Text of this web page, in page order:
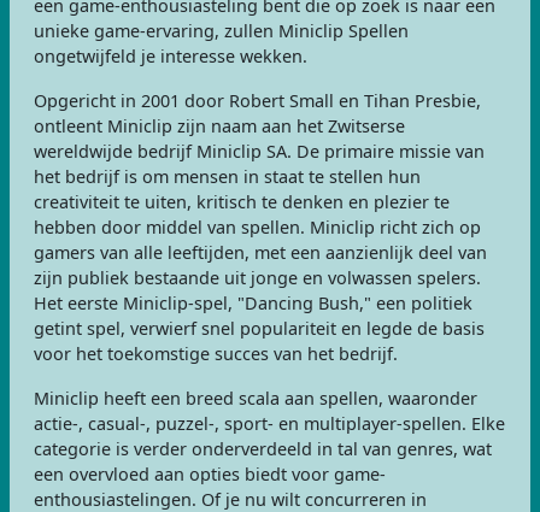
een game-enthousiasteling bent die op zoek is naar een
unieke game-ervaring, zullen Miniclip Spellen
ongetwijfeld je interesse wekken.
Opgericht in 2001 door Robert Small en Tihan Presbie,
ontleent Miniclip zijn naam aan het Zwitserse
wereldwijde bedrijf Miniclip SA. De primaire missie van
het bedrijf is om mensen in staat te stellen hun
creativiteit te uiten, kritisch te denken en plezier te
hebben door middel van spellen. Miniclip richt zich op
gamers van alle leeftijden, met een aanzienlijk deel van
zijn publiek bestaande uit jonge en volwassen spelers.
Het eerste Miniclip-spel, "Dancing Bush," een politiek
getint spel, verwierf snel populariteit en legde de basis
voor het toekomstige succes van het bedrijf.
Miniclip heeft een breed scala aan spellen, waaronder
actie-, casual-, puzzel-, sport- en multiplayer-spellen. Elke
categorie is verder onderverdeeld in tal van genres, wat
een overvloed aan opties biedt voor game-
enthousiastelingen. Of je nu wilt concurreren in